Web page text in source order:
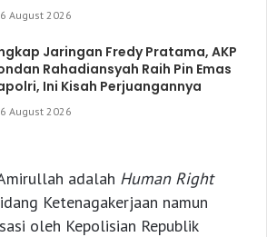
6 August 2026
Jaringan Fredy Pratama, AKP
Rahadiansyah Raih Pin Emas
Ini Kisah Perjuangannya
6 August 2026
adalah Human Right
Ketenagakerjaan namun
oleh Kepolisian Republik